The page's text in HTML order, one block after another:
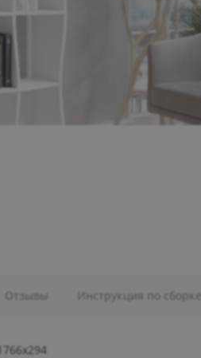
Отзывы Инструкция по сборке